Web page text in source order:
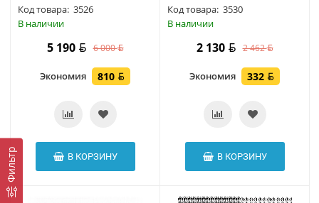
Фильтр
Код товара: 3526
В наличии
5 190 6 000
Экономия 810
В КОРЗИНУ
Код товара: 3530
В наличии
2 130 2 462
Экономия 332
В КОРЗИНУ